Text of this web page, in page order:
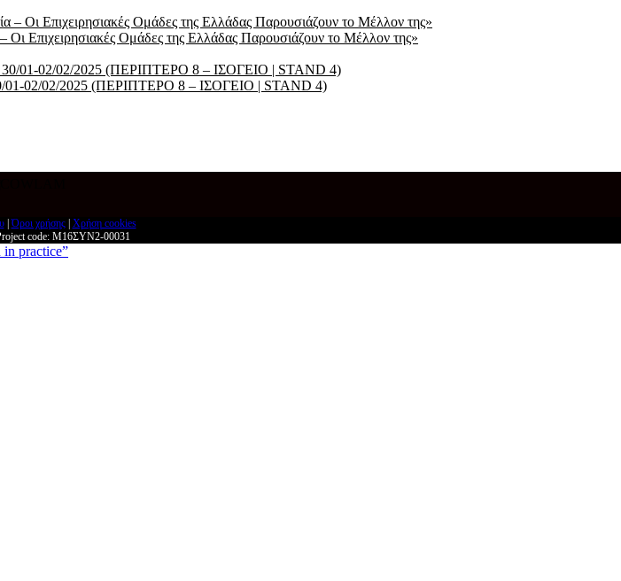
Οι Επιχειρησιακές Ομάδες της Ελλάδας Παρουσιάζουν το Μέλλον της»
01-02/02/2025 (ΠΕΡΙΠΤΕΡΟ 8 – ΙΣΟΓΕΙΟ | STAND 4)
|Όροι χρήσης| Χρήση cookies
code: Μ16ΣΥΝ2-00031